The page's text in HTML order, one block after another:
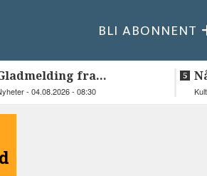
BLI ABONNENT
fra
Kantina har
- 04.08.2026 - 08:30